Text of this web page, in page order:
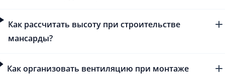
Как рассчитать высоту при строительстве
мансарды?
Как организовать вентиляцию при монтаже